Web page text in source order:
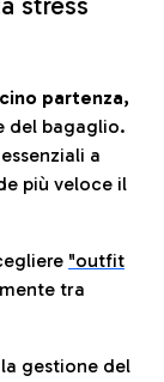
partenza,
del bagaglio.
a
più veloce il
"outfit
tra
gestione del